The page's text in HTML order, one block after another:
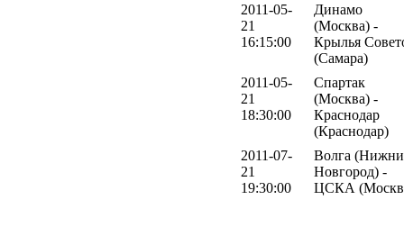
2011-05-
21
16:15:00
Динамо
(Москва) -
Крылья
(Самара)
2011-05-
21
18:30:00
Спартак
(Москва) -
Краснодар
(Краснодар)
2011-07-
21
19:30:00
Волга
Новгород) -
ЦСКА